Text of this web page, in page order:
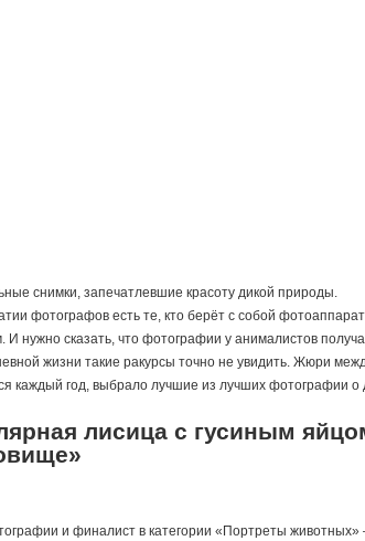
снимки, запечатлевшие красоту дикой природы.
фотографов есть те, кто берёт с собой
И нужно сказать, что фотографии у анималистов
жизни такие ракурсы точно не увидить. Жюри
каждый год, выбрало лучшие из лучших фотографии о
лисица с гусиным
и финалист в категории «Портреты